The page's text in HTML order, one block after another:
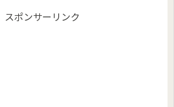
スポンサーリンク